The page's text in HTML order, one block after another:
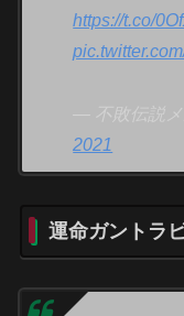
https://t.co/
— 不敗伝説
2021
運命ガントラ